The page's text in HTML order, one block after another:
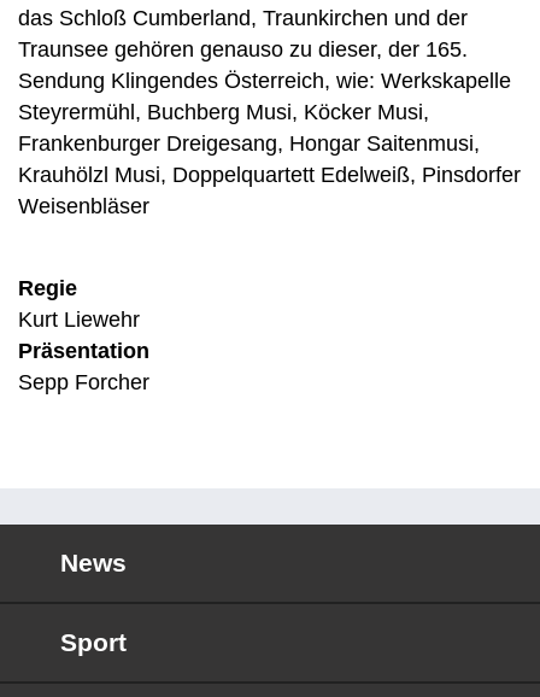
das Schloß Cumberland, Traunkirchen und der
Traunsee gehören genauso zu dieser, der 165.
Sendung Klingendes Österreich, wie: Werkskapelle
Steyrermühl, Buchberg Musi, Köcker Musi,
Frankenburger Dreigesang, Hongar Saitenmusi,
Krauhölzl Musi, Doppelquartett Edelweiß, Pinsdorfer
Weisenbläser
Regie
Kurt Liewehr
Präsentation
Sepp Forcher
News
Sport